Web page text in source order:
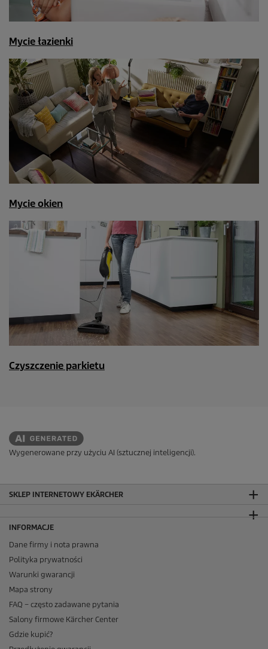
Mycie łazienki
Mycie okien
Czyszczenie parkietu
Wygenerowane przy użyciu AI (sztucznej inteligencji).
SKLEP INTERNETOWY EKÄRCHER
INFORMACJE
Dane firmy i nota prawna
Polityka prywatności
Warunki gwarancji
Mapa strony
FAQ – często zadawane pytania
Salony firmowe Kärcher Center
Gdzie kupić?